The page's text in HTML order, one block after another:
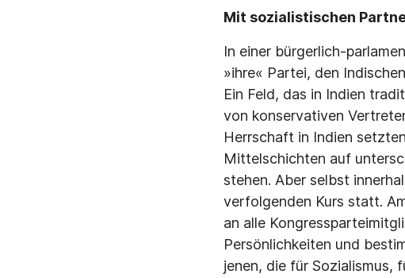
Mit sozialistischen
In einer bürgerlich-
»ihre« Partei, den
Ein Feld, das in Indien
von konservativen
Herrschaft in Indien
Mittelschichten auf
stehen. Aber selbst
verfolgenden Kurs statt.
an alle
Persönlichkeiten und
jenen, die für Sozialismus,